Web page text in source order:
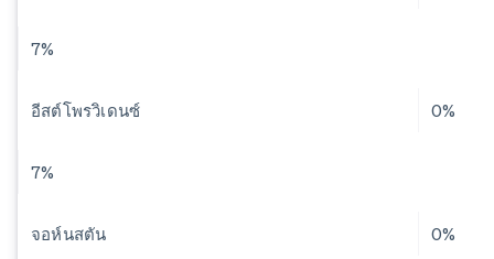
7%
อีสต์โพรวิเดนซ์ 0%
7%
จอห์นสตัน 0%